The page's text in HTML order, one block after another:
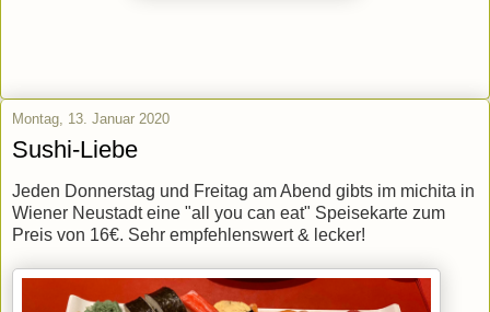
Montag, 13. Januar 2020
Sushi-Liebe
Jeden Donnerstag und Freitag am Abend gibts im michita in
Wiener Neustadt eine "all you can eat" Speisekarte zum
Preis von 16€. Sehr empfehlenswert & lecker!